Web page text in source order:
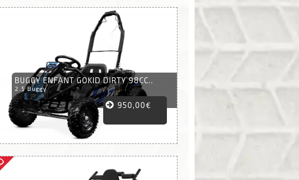
BUGGY ENFANT GOKID DIRTY 98CC..
2.5 Buggy
950,00€